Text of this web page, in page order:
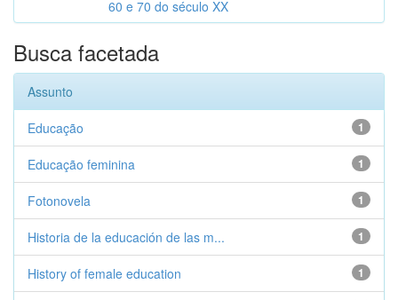
60 e 70 do século XX
Busca facetada
Assunto
1
Educação
1
Educação feminina
1
Fotonovela
1
Historia de la educación de las m...
1
History of female education